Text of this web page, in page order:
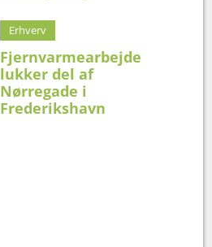
Erhverv
Fjernvarmearbejde
lukker del af
Nørregade i
Frederikshavn